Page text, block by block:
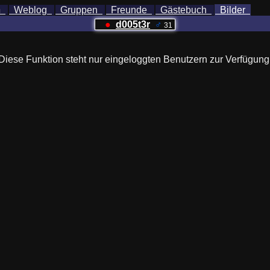
Weblog Gruppen Freunde Gästebuch
Bilder
● d005t3r ♂ 31
Diese Funktion steht nur eingeloggten Benutzern zur